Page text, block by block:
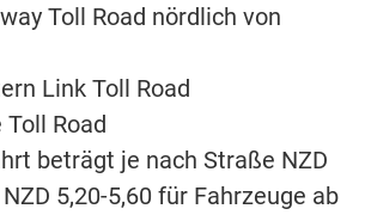
Toll Road nördlich von
Link Toll Road
Road
beträgt je nach Straße NZD
5,20-5,60 für Fahrzeuge ab